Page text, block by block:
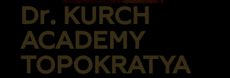
Dr. KURCH
ACADEMY
TOPOKRATYA